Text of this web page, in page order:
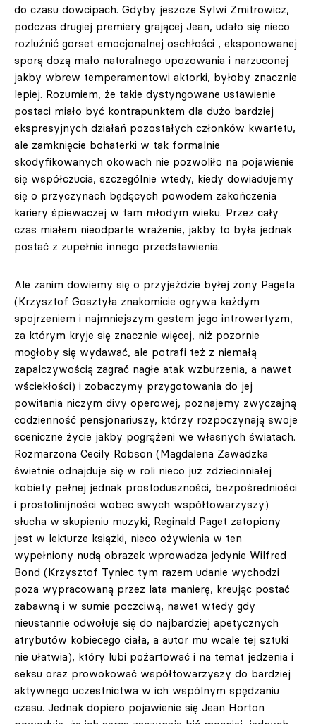
do czasu dowcipach. Gdyby jeszcze Sylwi Zmitrowicz,
podczas drugiej premiery grającej Jean, udało się nieco
rozluźnić gorset emocjonalnej oschłości , eksponowanej
sporą dozą mało naturalnego upozowania i narzuconej
jakby wbrew temperamentowi aktorki, byłoby znacznie
lepiej. Rozumiem, że takie dystyngowane ustawienie
postaci miało być kontrapunktem dla dużo bardziej
ekspresyjnych działań pozostałych członków kwartetu,
ale zamknięcie bohaterki w tak formalnie
skodyfikowanych okowach nie pozwoliło na pojawienie
się współczucia, szczególnie wtedy, kiedy dowiadujemy
się o przyczynach będących powodem zakończenia
kariery śpiewaczej w tam młodym wieku. Przez cały
czas miałem nieodparte wrażenie, jakby to była jednak
postać z zupełnie innego przedstawienia.
Ale zanim dowiemy się o przyjeździe byłej żony Pageta
(Krzysztof Gosztyła znakomicie ogrywa każdym
spojrzeniem i najmniejszym gestem jego introwertyzm,
za którym kryje się znacznie więcej, niż pozornie
mogłoby się wydawać, ale potrafi też z niemałą
zapalczywością zagrać nagłe atak wzburzenia, a nawet
wściekłości) i zobaczymy przygotowania do jej
powitania niczym divy operowej, poznajemy zwyczajną
codzienność pensjonariuszy, którzy rozpoczynają swoje
sceniczne życie jakby pogrążeni we własnych światach.
Rozmarzona Cecily Robson (Magdalena Zawadzka
świetnie odnajduje się w roli nieco już zdziecinniałej
kobiety pełnej jednak prostoduszności, bezpośredniości
i prostolinijności wobec swych współtowarzyszy)
słucha w skupieniu muzyki, Reginald Paget zatopiony
jest w lekturze książki, nieco ożywienia w ten
wypełniony nudą obrazek wprowadza jedynie Wilfred
Bond (Krzysztof Tyniec tym razem udanie wychodzi
poza wypracowaną przez lata manierę, kreując postać
zabawną i w sumie poczciwą, nawet wtedy gdy
nieustannie odwołuje się do najbardziej apetycznych
atrybutów kobiecego ciała, a autor mu wcale tej sztuki
nie ułatwia), który lubi pożartować i na temat jedzenia i
seksu oraz prowokować współtowarzyszy do bardziej
aktywnego uczestnictwa w ich wspólnym spędzaniu
czasu. Jednak dopiero pojawienie się Jean Horton